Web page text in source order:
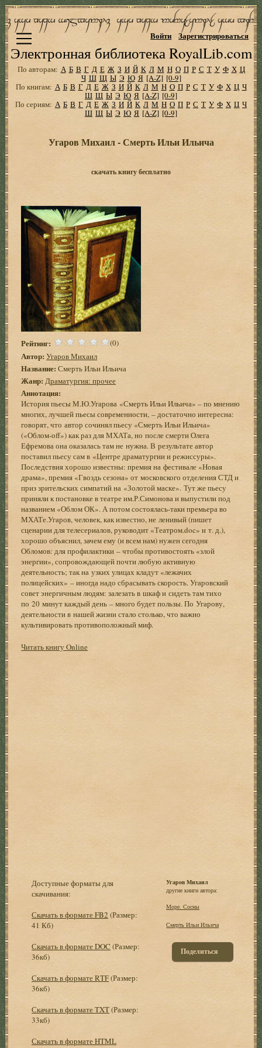
Электронная библиотека RoyalLib.com
Войти Зарегистрироваться
По авторам: А Б В Г Д Е Ж З И Й К Л М Н О П Р С Т У Ф Х Ц
Ч Ш Щ Ы Э Ю Я [A-Z] [0-9]
По книгам: А Б В Г Д Е Ж З И Й К Л М Н О П Р С Т У Ф Х Ц Ч
Ш Щ Ы Э Ю Я [A-Z] [0-9]
По сериям: А Б В Г Д Е Ж З И Й К Л М Н О П Р С Т У Ф Х Ц Ч
Ш Щ Ы Э Ю Я [A-Z] [0-9]
Угаров Михаил - Смерть Ильи Ильича
скачать книгу бесплатно
Рейтинг: (0)
Автор: Угаров Михаил
Название: Смерть Ильи Ильича
Жанр: Драматургия: прочее
Аннотация:
История пьесы М.Ю.Угарова «Смерть Ильи Ильича» – по мнению
многих, лучшей пьесы современности, – достаточно интересна:
говорят, что автор сочинял пьесу «Смерть Ильи Ильича»
(«Облом-оff») как раз для МХАТа, но после смерти Олега
Ефремова она оказалась там не нужна. В результате автор
поставил пьесу сам в «Центре драматургии и режиссуры».
Последствия хорошо известны: премия на фестивале «Новая
драма», премия «Гвоздь сезона» от московского отделения СТД и
приз зрительских симпатий на «Золотой маске». Тут же пьесу
приняли к постановке в театре им.Р.Симонова и выпустили под
названием «Облом ОК». А потом состоялась-таки премьера во
МХАТе.Угаров, человек, как известно, не ленивый (пишет
сценарии для телесериалов, руководит «Театром.doc» и т. д.),
хорошо объяснил, зачем ему (и всем нам) нужен сегодня
Обломов: для профилактики – чтобы противостоять «злой
энергии», сопровождающей почти любую активную
деятельность; так на узких улицах кладут «лежачих
полицейских» – иногда надо сбрасывать скорость. Угаровский
совет энергичным людям: залезать в шкаф и сидеть там тихо
по 20 минут каждый день – много будет пользы. По Угарову,
деятельности в нашей жизни стало столько, что важно
культивировать противоположный миф.
Читать книгу Online
Доступные форматы для
скачивания:
Скачать в формате FB2 (Размер:
41 Кб)
Скачать в формате DOC (Размер:
36кб)
Скачать в формате RTF(Размер:
36кб)
Скачать в формате TXT(Размер:
33кб)
Скачать в формате HTML
Угаров Михаил
другие книги автора:
Море. Сосны
Смерть Ильи Ильича
Поделиться